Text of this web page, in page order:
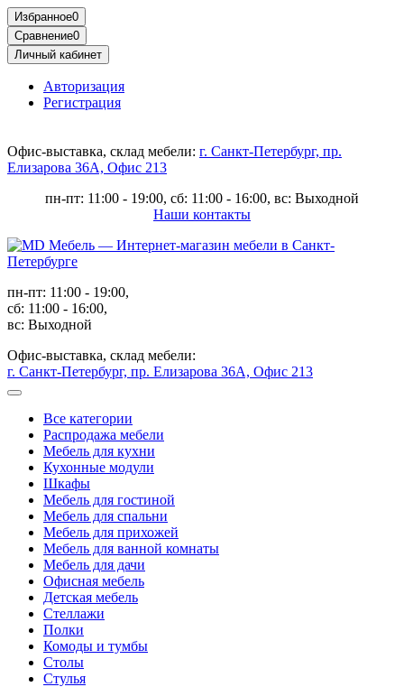
Избранное0
Сравнение0
Личный кабинет
Авторизация
Регистрация
Офис-выставка, склад мебели: г. Санкт-Петербург, пр.
Елизарова 36А, Офис 213
пн-пт: 11:00 - 19:00, сб: 11:00 - 16:00, вс: Выходной
Наши контакты
пн-пт: 11:00 - 19:00,
сб: 11:00 - 16:00,
вс: Выходной
Офис-выставка, склад мебели:
г. Санкт-Петербург, пр. Елизарова 36А, Офис 213
Все категории
Распродажа мебели
Мебель для кухни
Кухонные модули
Шкафы
Мебель для гостиной
Мебель для спальни
Мебель для прихожей
Мебель для ванной комнаты
Мебель для дачи
Офисная мебель
Детская мебель
Стеллажи
Полки
Комоды и тумбы
Столы
Стулья